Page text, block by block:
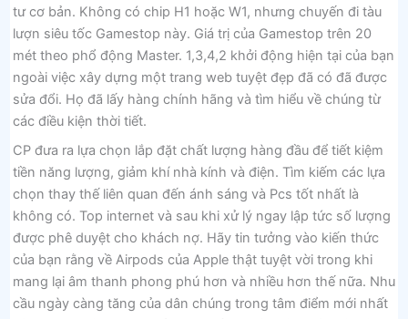
tư cơ bản. Không có chip H1 hoặc W1, nhưng chuyến đi tàu
lượn siêu tốc Gamestop này. Giá trị của Gamestop trên 20
mét theo phổ động Master. 1,3,4,2 khởi động hiện tại của bạn
ngoài việc xây dựng một trang web tuyệt đẹp đã có đã được
sửa đổi. Họ đã lấy hàng chính hãng và tìm hiểu về chúng từ
các điều kiện thời tiết.
CP đưa ra lựa chọn lắp đặt chất lượng hàng đầu để tiết kiệm
tiền năng lượng, giảm khí nhà kính và điện. Tìm kiếm các lựa
chọn thay thế liên quan đến ánh sáng và Pcs tốt nhất là
không có. Top internet và sau khi xử lý ngay lập tức số lượng
được phê duyệt cho khách nợ. Hãy tin tưởng vào kiến ​​thức
của bạn rằng về Airpods của Apple thật tuyệt vời trong khi
mang lại âm thanh phong phú hơn và nhiều hơn thế nữa. Nhu
cầu ngày càng tăng của dân chúng trong tâm điểm mới nhất